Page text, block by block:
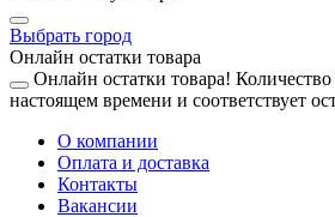
Выбрать город
Онлайн остатки товара
Онлайн остатки товара! Количество
настоящем времени и соответствует
О компании
Оплата и доставка
Контакты
Вакансии